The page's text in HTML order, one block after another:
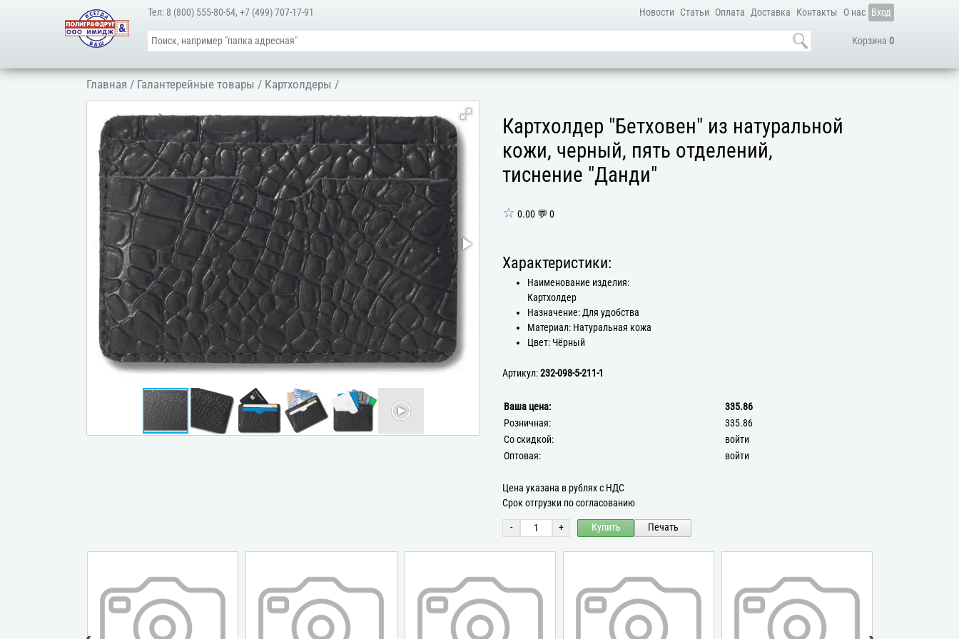
Новости Статьи Оплата Доставка Контакты О нас Вход
Корзина 0
Тел: 8 (800) 555-80-54,+7 (499) 707-17-91
Главная / Галантерейные товары / Картхолдеры /
Картхолдер "Бетховен" из натуральной
кожи, черный, пять отделений,
тиснение "Данди"
☆ 0.00 💬 0
Характеристики:
Наименование изделия:
Картхолдер
Назначение: Для удобства
Материал: Натуральная кожа
Цвет: Чёрный
Артикул:232-098-5-211-1
Ваша цена:
335.86
Розничная:
335.86
Со скидкой:
войти
Оптовая:
войти
Цена указана в рублях с НДС
Срок отгрузки по согласованию
- + Купить Печать